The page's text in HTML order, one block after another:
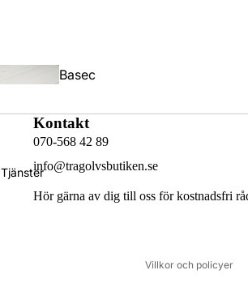
ank
Basec
Tjänster
Kontakt
070-568 42 89
info@tragolvsbutiken.se
Hör gärna av dig till oss för kostnadsfri
Villkor och policyer
Integritetspolicy